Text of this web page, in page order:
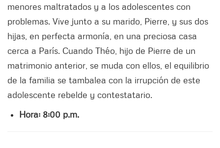
menores maltratados y a los adolescentes con
problemas. Vive junto a su marido, Pierre, y sus dos
hijas, en perfecta armonía, en una preciosa casa
cerca a París. Cuando Théo, hijo de Pierre de un
matrimonio anterior, se muda con ellos, el equilibrio
de la familia se tambalea con la irrupción de este
adolescente rebelde y contestatario.
Hora: 8:00 p.m.